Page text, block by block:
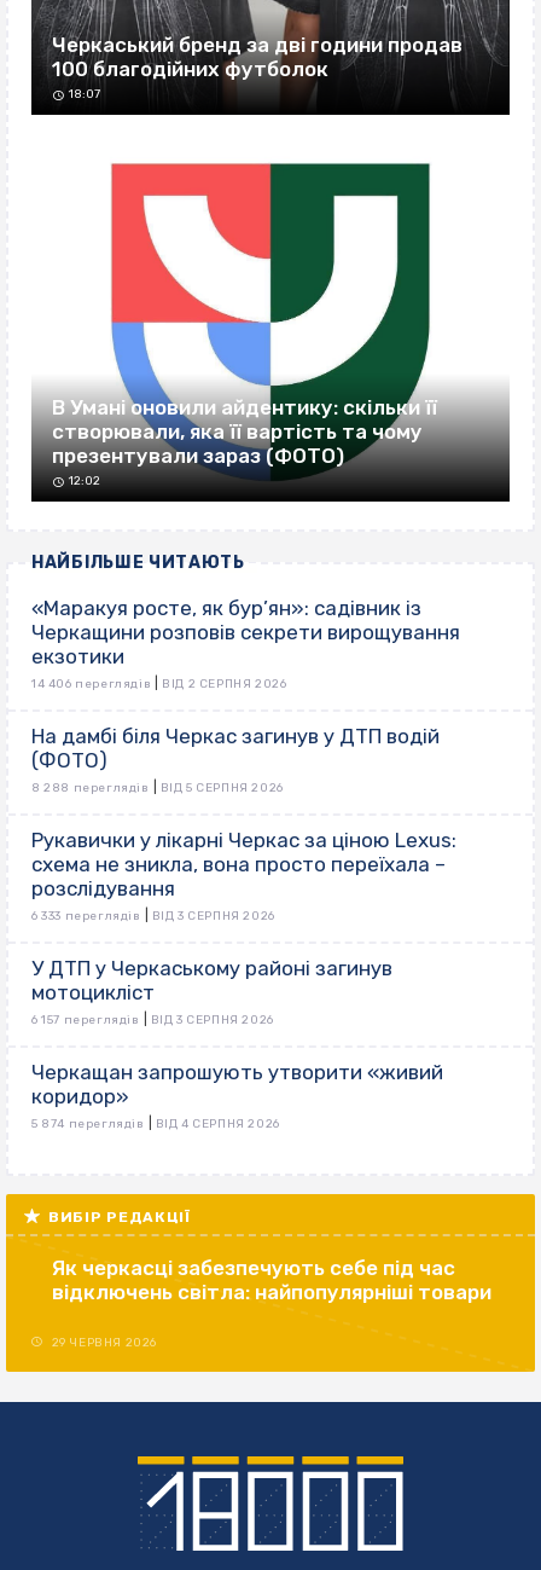
Черкаський бренд за дві години продав
100 благодійних футболок
18:07
В Умані оновили айдентику: скільки її
створювали, яка її вартість та чому
презентували зараз (ФОТО)
12:02
НАЙБІЛЬШЕ ЧИТАЮТЬ
«Маракуя росте, як бур’ян»: садівник із
Черкащини розповів секрети вирощування
екзотики
14 406 переглядів ВІД 2 СЕРПНЯ 2026
На дамбі біля Черкас загинув у ДТП водій
(ФОТО)
8 288 переглядів ВІД 5 СЕРПНЯ 2026
Рукавички у лікарні Черкас за ціною Lexus:
схема не зникла, вона просто переїхала –
розслідування
6 333 переглядів ВІД 3 СЕРПНЯ 2026
У ДТП у Черкаському районі загинув
мотоцикліст
6 157 переглядів ВІД 3 СЕРПНЯ 2026
Черкащан запрошують утворити «живий
коридор»
5 874 переглядів ВІД 4 СЕРПНЯ 2026
ВИБІР РЕДАКЦІЇ
Як черкасці забезпечують себе під час
відключень світла: найпопулярніші товари
29 ЧЕРВНЯ 2026